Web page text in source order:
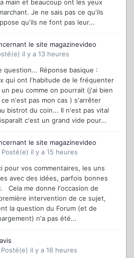
main et beaucoup ont les yeux
Je ne sais pas ce qu'ils
qu'ils ne font pas leur...
le site magazinevideo
il y a 13 heures
question... Réponse basique :
qui ont l'habitude de le fréquenter
peu comme on pourrait (j'ai bien
n'est pas mon cas ) s'arrêter
bistrot du coin... Il n'est pas vital
c'est un grand vide pour...
le site magazinevideo
Posté(e) il y a 15 heures
pour vos commentaires, les uns
avec des idées, parfois bonnes
Cela me donne l'occasion de
intervention de ce sujet,
la question du Forum (et de
n'a pas été...
Posté(e) il y a 16 heures